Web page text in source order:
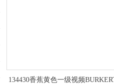
134430香蕉黄色一级视频